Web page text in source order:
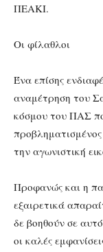
ΠΕΑΚΙ.
Οι φίλαθλοι
Ένα επίσης
αναμέτρηση του
κόσμου του ΠΑΣ
την αγωνιστική
Προφανώς και η
εξαιρετικά
δε βοηθούν σε
οι καλές